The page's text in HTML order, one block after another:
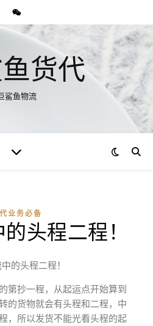
货代
鲨鱼物流
业务必备
头程二程！
的头程二程！
第抄一程，从起运点开始算到
的货物就会有头程和二程，中
，所以发货不能光看头程的起